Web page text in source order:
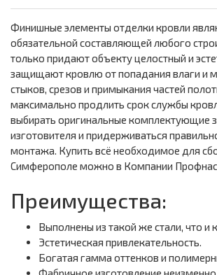
Финишные элементы отделки кровли
обязательной составляющей любого
только придают объекту целостный и
защищают кровлю от попадания влаги и
стыков, срезов и примыкания частей
максимально продлить срок службы
выбирать оригинальные комплектующие
изготовителя и придерживаться
монтажа. Купить всё необходимое для
Симферополе можно в Компании
Преимущества:
Выполнены из такой же стали, что и
Эстетическая привлекательность.
Богатая гамма оттенков и